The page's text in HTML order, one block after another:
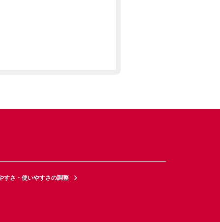
すさ・使いやすさの調整